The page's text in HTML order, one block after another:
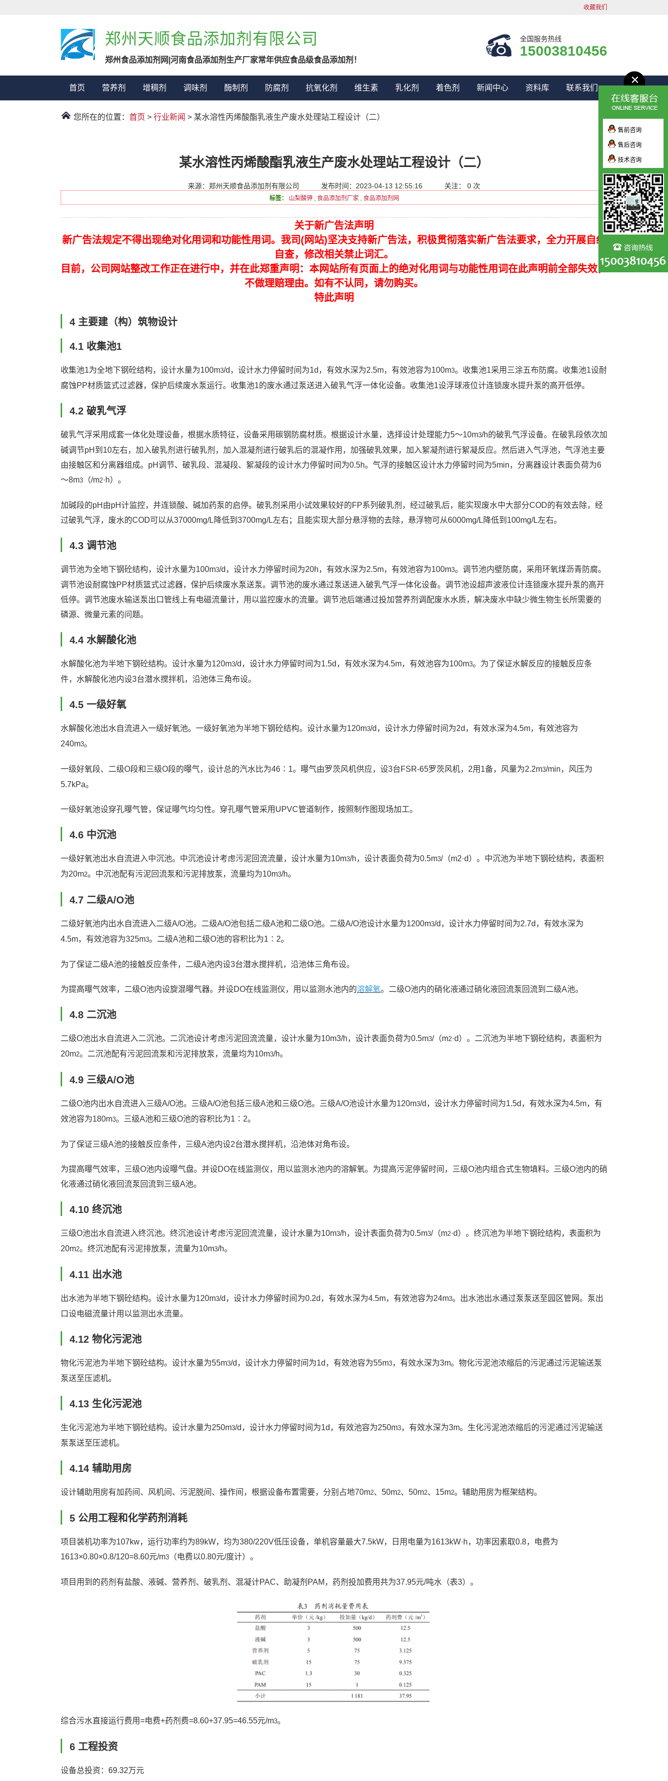
收藏我们
郑州天顺食品添加剂有限公司
郑州食品添加剂网|河南食品添加剂生产厂家常年供应食品级食品添加剂！
全国服务热线
15003810456
首页 营养剂 增稠剂 调味剂 酶制剂 防腐剂 抗氧化剂 维生素 乳化剂 着色剂 新闻中心 资料库 联系我们
您所在的位置： 首页 > 行业新闻 > 某水溶性丙烯酸酯乳液生产废水处理站工程设计（二）
某水溶性丙烯酸酯乳液生产废水处理站工程设计（二）
来源：郑州天顺食品添加剂有限公司 发布时间：2023-04-13 12:55:16 关注： 0 次
标签： 山梨酸钾 , 食品添加剂厂家, 食品添加剂网
关于新广告法声明
新广告法规定不得出现绝对化用词和功能性用词。我司(网站)坚决支持新广告法，积极贯彻落实新广告法要求，全力开展自纠
自查，修改相关禁止词汇。
目前，公司网站整改工作正在进行中，并在此郑重声明：本网站所有页面上的绝对化用词与功能性用词在此声明前全部失效，
不做理赔理由。如有不认同，请勿购买。
特此声明
4 主要建（构）筑物设计
4.1 收集池1
收集池1为全地下钢砼结构，设计水量为100m3/d，设计水力停留时间为1d，有效水深为2.5m，有效池容为100m3。收集池1采用三涂五布防腐。收集池1设耐
腐蚀PP材质篮式过滤器，保护后续废水泵运行。收集池1的废水通过泵送进入破乳气浮一体化设备。收集池1设浮球液位计连锁废水提升泵的高开低停。
4.2 破乳气浮
破乳气浮采用成套一体化处理设备，根据水质特征，设备采用碳钢防腐材质。根据设计水量，选择设计处理能力5～10m3/h的破乳气浮设备。在破乳段依次加
碱调节pH到10左右，加入破乳剂进行破乳剂，加入混凝剂进行破乳后的混凝作用，加强破乳效果，加入絮凝剂进行絮凝反应。然后进入气浮池，气浮池主要
由接触区和分离器组成。pH调节、破乳段、混凝段、絮凝段的设计水力停留时间为0.5h。气浮的接触区设计水力停留时间为5min，分离器设计表面负荷为6
～8m3 （/m2·h）。
加碱段的pH由pH计监控，并连锁酸、碱加药泵的启停。破乳剂采用小试效果较好的FP系列破乳剂，经过破乳后，能实现废水中大部分COD的有效去除，经
过破乳气浮，废水的COD可以从37000mg/L降低到3700mg/L左右；且能实现大部分悬浮物的去除，悬浮物可从6000mg/L降低到100mg/L左右。
4.3 调节池
调节池为全地下钢砼结构，设计水量为100m3/d，设计水力停留时间为20h，有效水深为2.5m，有效池容为100m3。调节池内壁防腐，采用环氧煤沥青防腐。
调节池设耐腐蚀PP材质篮式过滤器，保护后续废水泵送泵。调节池的废水通过泵送进入破乳气浮一体化设备。调节池设超声波液位计连锁废水提升泵的高开
低停。调节池废水输送泵出口管线上有电磁流量计，用以监控废水的流量。调节池后端通过投加营养剂调配废水水质，解决废水中缺少微生物生长所需要的
磷源、微量元素的问题。
4.4 水解酸化池
水解酸化池为半地下钢砼结构。设计水量为120m3/d，设计水力停留时间为1.5d，有效水深为4.5m，有效池容为100m3。为了保证水解反应的接触反应条
件，水解酸化池内设3台潜水搅拌机，沿池体三角布设。
4.5 一级好氧
水解酸化池出水自流进入一级好氧池。一级好氧池为半地下钢砼结构。设计水量为120m3/d，设计水力停留时间为2d，有效水深为4.5m，有效池容为
240m3。
一级好氧段、二级O段和三级O段的曝气，设计总的汽水比为46∶1。曝气由罗茨风机供应，设3台FSR-65罗茨风机，2用1备，风量为2.2m3/min，风压为
5.7kPa。
一级好氧池设穿孔曝气管，保证曝气均匀性。穿孔曝气管采用UPVC管道制作，按照制作图现场加工。
4.6 中沉池
一级好氧池出水自流进入中沉池。中沉池设计考虑污泥回流流量，设计水量为10m3/h，设计表面负荷为0.5m3/（m2·d）。中沉池为半地下钢砼结构，表面积
为20m2。中沉池配有污泥回流泵和污泥排放泵，流量均为10m3/h。
4.7 二级A/O池
二级好氧池内出水自流进入二级A/O池。二级A/O池包括二级A池和二级O池。二级A/O池设计水量为1200m3/d，设计水力停留时间为2.7d，有效水深为
4.5m，有效池容为325m3。二级A池和二级O池的容积比为1∶2。
为了保证二级A池的接触反应条件，二级A池内设3台潜水搅拌机，沿池体三角布设。
为提高曝气效率，二级O池内设旋混曝气器。并设DO在线监测仪，用以监测水池内的溶解氧。二级O池内的硝化液通过硝化液回流泵回流到二级A池。
4.8 二沉池
二级O池出水自流进入二沉池。二沉池设计考虑污泥回流流量，设计水量为10m3/h，设计表面负荷为0.5m3/（m2·d）。二沉池为半地下钢砼结构，表面积为
20m2。二沉池配有污泥回流泵和污泥排放泵，流量均为10m3/h。
4.9 三级A/O池
二级O池内出水自流进入三级A/O池。三级A/O池包括三级A池和三级O池。三级A/O池设计水量为120m3/d，设计水力停留时间为1.5d，有效水深为4.5m，有
效池容为180m3。三级A池和三级O池的容积比为1∶2。
为了保证三级A池的接触反应条件，三级A池内设2台潜水搅拌机，沿池体对角布设。
为提高曝气效率，三级O池内设曝气盘。并设DO在线监测仪，用以监测水池内的溶解氧。为提高污泥停留时间，三级O池内组合式生物填料。三级O池内的硝
化液通过硝化液回流泵回流到三级A池。
4.10 终沉池
三级O池出水自流进入终沉池。终沉池设计考虑污泥回流流量，设计水量为10m3/h，设计表面负荷为0.5m3/（m2·d）。终沉池为半地下钢砼结构，表面积为
20m2。终沉池配有污泥排放泵，流量为10m3/h。
4.11 出水池
出水池为半地下钢砼结构。设计水量为120m3/d，设计水力停留时间为0.2d，有效水深为4.5m，有效池容为24m3。出水池出水通过泵泵送至园区管网。泵出
口设电磁流量计用以监测出水流量。
4.12 物化污泥池
物化污泥池为半地下钢砼结构。设计水量为55m3/d，设计水力停留时间为1d，有效池容为55m3，有效水深为3m。物化污泥池浓缩后的污泥通过污泥输送泵
泵送至压滤机。
4.13 生化污泥池
生化污泥池为半地下钢砼结构。设计水量为250m3/d，设计水力停留时间为1d，有效池容为250m3，有效水深为3m。生化污泥池浓缩后的污泥通过污泥输送
泵泵送至压滤机。
4.14 辅助用房
设计辅助用房有加药间、风机间、污泥脱间、操作间，根据设备布置需要，分别占地70m2、50m2、50m2、15m2。辅助用房为框架结构。
5 公用工程和化学药剂消耗
项目装机功率为107kw，运行功率约为89kW，均为380/220V低压设备，单机容量最大7.5kW，日用电量为1613kW·h，功率因素取0.8，电费为
1613×0.80×0.8/120=8.60元/m3 （电费以0.80元/度计）。
项目用到的药剂有盐酸、液碱、营养剂、破乳剂、混凝计PAC、助凝剂PAM，药剂投加费用共为37.95元/吨水（表3）。
综合污水直接运行费用=电费+药剂费=8.60+37.95=46.55元/m3。
6 工程投资
设备总投资：69.32万元
售前咨询
售后咨询
技术咨询